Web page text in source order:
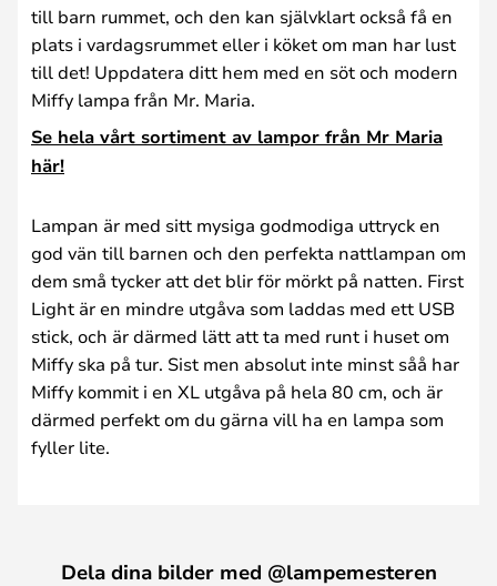
till barn rummet, och den kan självklart också få en
plats i vardagsrummet eller i köket om man har lust
till det! Uppdatera ditt hem med en söt och modern
Miffy lampa från Mr. Maria.
Se hela vårt sortiment av lampor från Mr Maria
här!
Lampan är med sitt mysiga godmodiga uttryck en
god vän till barnen och den perfekta nattlampan om
dem små tycker att det blir för mörkt på natten. First
Light är en mindre utgåva som laddas med ett USB
stick, och är därmed lätt att ta med runt i huset om
Miffy ska på tur. Sist men absolut inte minst såå har
Miffy kommit i en XL utgåva på hela 80 cm, och är
därmed perfekt om du gärna vill ha en lampa som
fyller lite.
Dela dina bilder med @lampemesteren